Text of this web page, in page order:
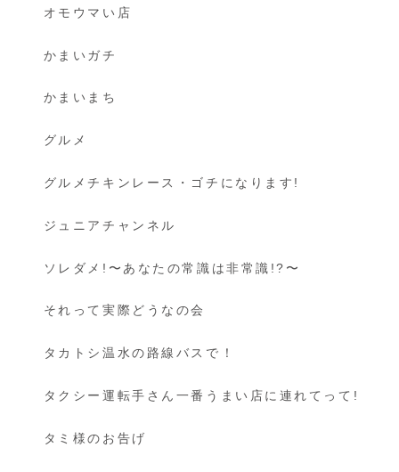
オモウマい店
かまいガチ
かまいまち
グルメ
グルメチキンレース・ゴチになります!
ジュニアチャンネル
ソレダメ!〜あなたの常識は非常識!?〜
それって実際どうなの会
タカトシ温水の路線バスで！
タクシー運転手さん一番うまい店に連れてって!
タミ様のお告げ